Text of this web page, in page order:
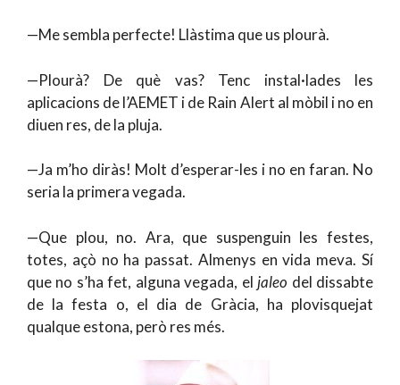
—Me sembla perfecte! Llàstima que us plourà.
—Plourà? De què vas? Tenc instal·lades les
aplicacions de l’AEMET i de Rain Alert al mòbil i no en
diuen res, de la pluja.
—Ja m’ho diràs! Molt d’esperar-les i no en faran. No
seria la primera vegada.
—Que plou, no. Ara, que suspenguin les festes,
totes, açò no ha passat. Almenys en vida meva. Sí
que no s’ha fet, alguna vegada, el jaleo del dissabte
de la festa o, el dia de Gràcia, ha plovisquejat
qualque estona, però res més.